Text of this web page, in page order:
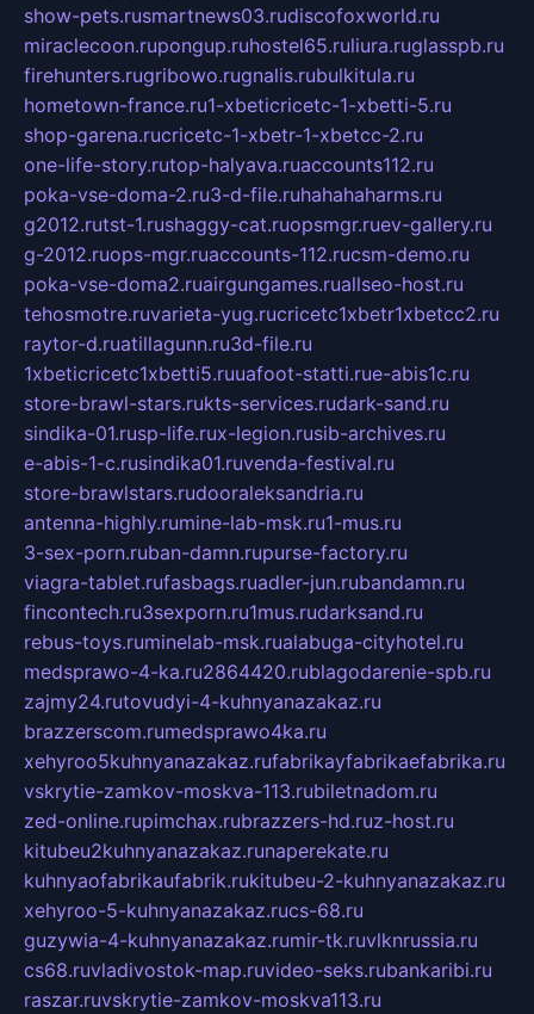
show-pets.rusmartnews03.rudiscofoxworld.ru
miraclecoon.rupongup.ruhostel65.ruliura.ruglasspb.ru
firehunters.rugribowo.rugnalis.rubulkitula.ru
hometown-france.ru1-xbeticricetc-1-xbetti-5.ru
shop-garena.rucricetc-1-xbetr-1-xbetcc-2.ru
one-life-story.rutop-halyava.ruaccounts112.ru
poka-vse-doma-2.ru3-d-file.ruhahahaharms.ru
g2012.rutst-1.rushaggy-cat.ruopsmgr.ruev-gallery.ru
g-2012.ruops-mgr.ruaccounts-112.rucsm-demo.ru
poka-vse-doma2.ruairgungames.ruallseo-host.ru
tehosmotre.ruvarieta-yug.rucricetc1xbetr1xbetcc2.ru
raytor-d.ruatillagunn.ru3d-file.ru
1xbeticricetc1xbetti5.ruuafoot-statti.rue-abis1c.ru
store-brawl-stars.rukts-services.rudark-sand.ru
sindika-01.rusp-life.rux-legion.rusib-archives.ru
e-abis-1-c.rusindika01.ruvenda-festival.ru
store-brawlstars.rudooraleksandria.ru
antenna-highly.rumine-lab-msk.ru1-mus.ru
3-sex-porn.ruban-damn.rupurse-factory.ru
viagra-tablet.rufasbags.ruadler-jun.rubandamn.ru
fincontech.ru3sexporn.ru1mus.rudarksand.ru
rebus-toys.ruminelab-msk.rualabuga-cityhotel.ru
medsprawo-4-ka.ru2864420.rublagodarenie-spb.ru
zajmy24.rutovudyi-4-kuhnyanazakaz.ru
brazzerscom.rumedsprawo4ka.ru
xehyroo5kuhnyanazakaz.rufabrikayfabrikaefabrika.ru
vskrytie-zamkov-moskva-113.rubiletnadom.ru
zed-online.rupimchax.rubrazzers-hd.ruz-host.ru
kitubeu2kuhnyanazakaz.runaperekate.ru
kuhnyaofabrikaufabrik.rukitubeu-2-kuhnyanazakaz.ru
xehyroo-5-kuhnyanazakaz.rucs-68.ru
guzywia-4-kuhnyanazakaz.rumir-tk.ruvlknrussia.ru
cs68.ruvladivostok-map.ruvideo-seks.rubankaribi.ru
raszar.ruvskrytie-zamkov-moskva113.ru